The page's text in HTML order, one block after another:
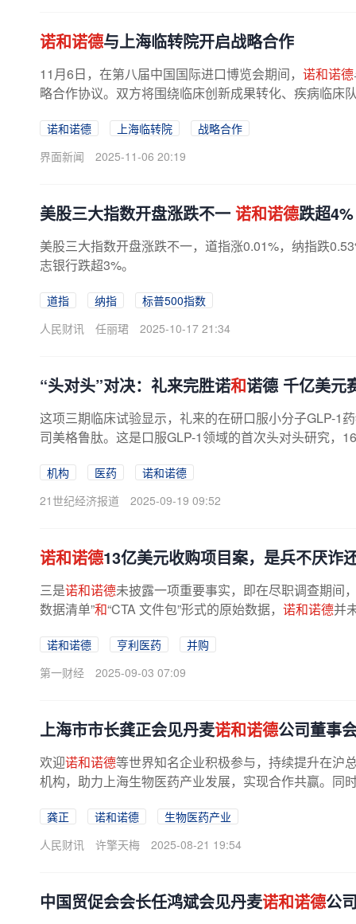
诺和诺德与上海临转院开启战略合作
11月6日，在第八届中国国际进口博览会期间， 诺和诺德
略合作协议。双方将围绕临床创新成果转化、疾病临床
诺和诺德 上海临转院
战略合作
界面新闻
2025-11-06 20:19
美股三大指数开盘涨跌不一 诺和诺德跌超4%
美股三大指数开盘涨跌不一，道指涨0.01%，纳指跌
志银行跌超3%。
道指 纳指
标普500指数
人民财讯
任丽珺 2025-10-17 21:34
“头对头”对决：礼来完胜诺和诺德 千亿美元
这项三期临床试验显示，礼来的在研口服小分子GLP-1
司美格鲁肽。这是口服GLP-1领域的首次头对头研究，
机构 医药
诺和诺德
21世纪经济报道
2025-09-19 09:52
诺和诺德13亿美元收购项目案，是兵不厌诈
三是诺和诺德未披露一项重要事实，即在尽职调查期间
数据清单”和“CTA 文件包”形式的原始数据， 诺和诺德并
诺和诺德 亨利医药
并购
第一财经
2025-09-03 07:09
​上海市市长龚正会见丹麦诺和诺德公司董事
欢迎诺和诺德等世界知名企业积极参与，持续提升在沪
机构，助力上海生物医药产业发展，实现合作共赢。同
龚正 诺和诺德
生物医药产业
人民财讯
许擎天梅 2025-08-21 19:54
中国贸促会会长任鸿斌会见丹麦诺和诺德公